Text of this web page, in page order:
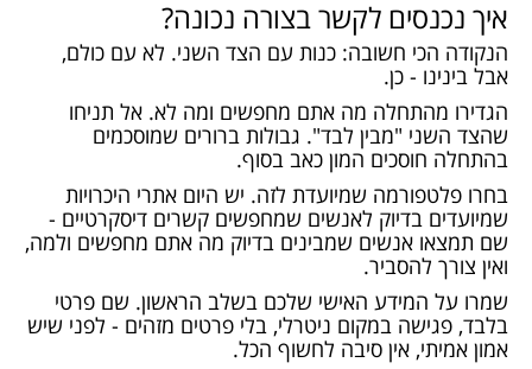
איך נכנסים לקשר בצורה נכונה?
הנקודה הכי חשובה: כנות עם הצד השני. לא עם כולם,
אבל בינינו - כן.
הגדירו מהתחלה מה אתם מחפשים ומה לא. אל תניחו
שהצד השני "מבין לבד". גבולות ברורים שמוסכמים
בהתחלה חוסכים המון כאב בסוף.
בחרו פלטפורמה שמיועדת לזה. יש היום אתרי היכרויות
שמיועדים בדיוק לאנשים שמחפשים קשרים דיסקרטיים -
שם תמצאו אנשים שמבינים בדיוק מה אתם מחפשים ולמה,
ואין צורך להסביר.
שמרו על המידע האישי שלכם בשלב הראשון. שם פרטי
בלבד, פגישה במקום ניטרלי, בלי פרטים מזהים - לפני שיש
אמון אמיתי, אין סיבה לחשוף הכל.